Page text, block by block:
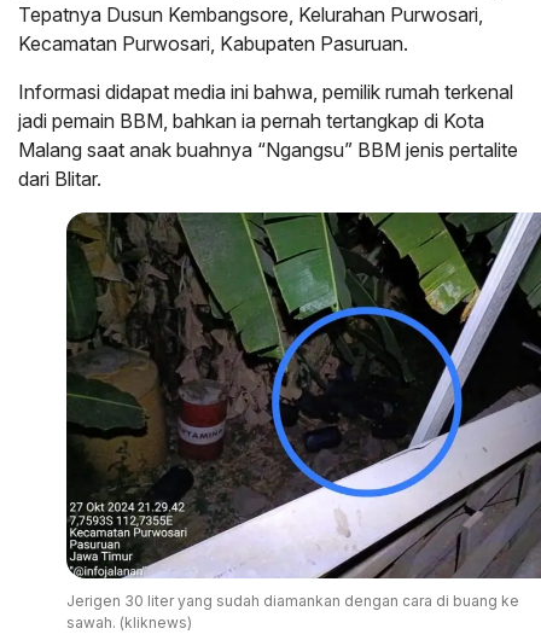
Tepatnya Dusun Kembangsore, Kelurahan Purwosari,
Kecamatan Purwosari, Kabupaten Pasuruan.
Informasi didapat media ini bahwa, pemilik rumah terkenal
jadi pemain BBM, bahkan ia pernah tertangkap di Kota
Malang saat anak buahnya “Ngangsu” BBM jenis pertalite
dari Blitar.
Jerigen 30 liter yang sudah diamankan dengan cara di buang ke
sawah. (kliknews)